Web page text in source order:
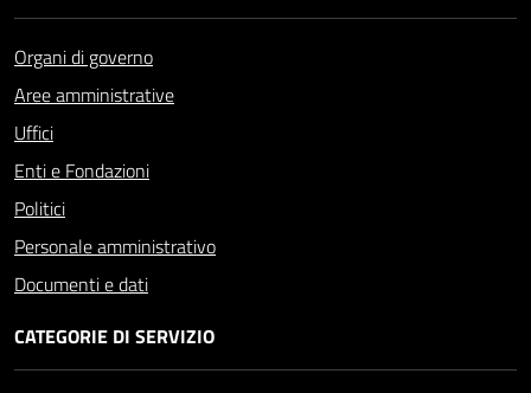
Organi di governo
Aree amministrative
Uffici
Enti e Fondazioni
Politici
Personale amministrativo
Documenti e dati
CATEGORIE DI SERVIZIO